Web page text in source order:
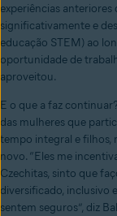
experiências
significativamente e
educação STEM) ao
oportunidade de
aproveitou.
E o que a faz
das mulheres que
tempo integral e filhos,
novo. “Eles me
Czechitas, sinto que
diversificado, inclusivo
sentem seguros”, diz